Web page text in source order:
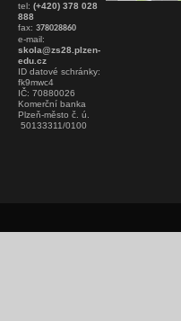
tel: (+420) 378 028
888
fax: 378028860
e-mail:
skola@zs28.plzen-
edu.cz
ID datové schránky:
fk9mwc4
IČ: 70880026
Komerční banka
Plzeň-město č. ú.
50133311/0100